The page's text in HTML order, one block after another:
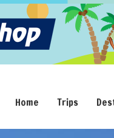
Home Trips